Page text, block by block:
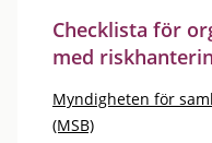
Checklista för
med
Myndigheten för
(MSB)